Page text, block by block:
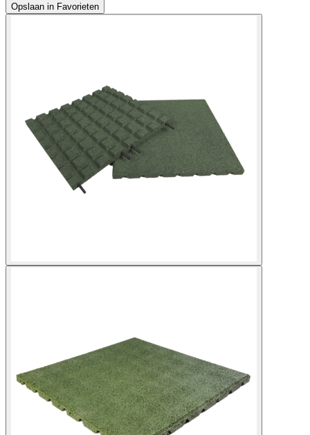
Opslaan in Favorieten